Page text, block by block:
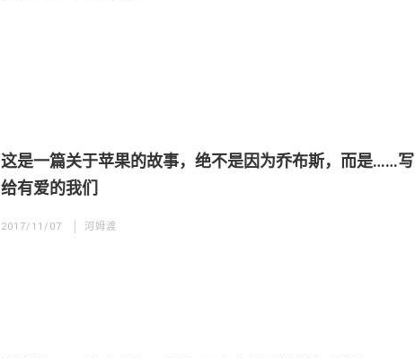
这是一篇关于苹果的故事，绝不是因为乔布斯，而是……写
给有爱的我们
2017/11/07 河姆渡